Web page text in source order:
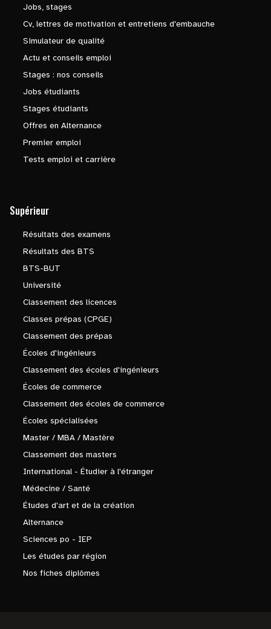
Jobs, stages
Cv, lettres de motivation et entretiens d'embauche
Simulateur de qualité
Actu et conseils emploi
Stages : nos conseils
Jobs étudiants
Stages étudiants
Offres en Alternance
Premier emploi
Tests emploi et carrière
Supérieur
Résultats des examens
Résultats des BTS
BTS-BUT
Université
Classement des licences
Classes prépas (CPGE)
Classement des prépas
Écoles d'ingénieurs
Classement des écoles d'ingénieurs
Écoles de commerce
Classement des écoles de commerce
Écoles spécialisées
Master / MBA / Mastère
Classement des masters
International - Étudier à l'étranger
Médecine / Santé
Études d'art et de la création
Alternance
Sciences po - IEP
Les études par région
Nos fiches diplômes